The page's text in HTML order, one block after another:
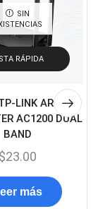
SIN
RÁPIDA
LINK ARCHER
AC1200 DUAL
BAND
$23.00
más